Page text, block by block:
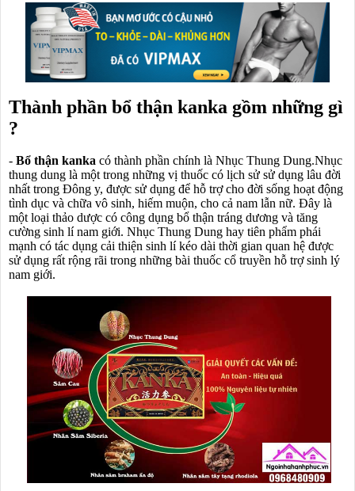
Thành phần bổ thận kanka gồm những gì
?
- Bổ thận kanka có thành phần chính là Nhục Thung Dung.Nhục
thung dung là một trong những vị thuốc có lịch sử sử dụng lâu đời
nhất trong Đông y, được sử dụng để hỗ trợ cho đời sống hoạt động
tình dục và chữa vô sinh, hiếm muộn, cho cả nam lẫn nữ. Đây là
một loại thảo dược có công dụng bổ thận tráng dương và tăng
cường sinh lí nam giới. Nhục Thung Dung hay tiên phẩm phái
mạnh có tác dụng cải thiện sinh lí kéo dài thời gian quan hệ được
sử dụng rất rộng rãi trong những bài thuốc cổ truyền hỗ trợ sinh lý
nam giới.